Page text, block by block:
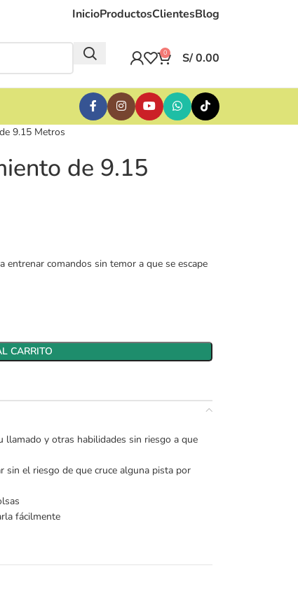
InicioProductosClientesBlog
0 S/0.00
9.15 Metros
de 9.15
entrenar comandos sin temor a que se escape
CARRITO
llamado y otras habilidades sin riesgo a que
sin el riesgo de que cruce alguna pista por
fácilmente